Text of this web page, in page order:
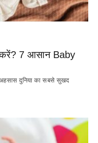
7 आसान Baby
दुनिया का सबसे सुखद